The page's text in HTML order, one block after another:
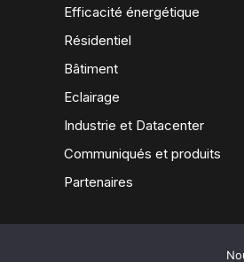
Efficacité énergétique
Résidentiel
Bâtiment
Eclairage
Industrie et Datacenter
Communiqués et produits
Partenaires